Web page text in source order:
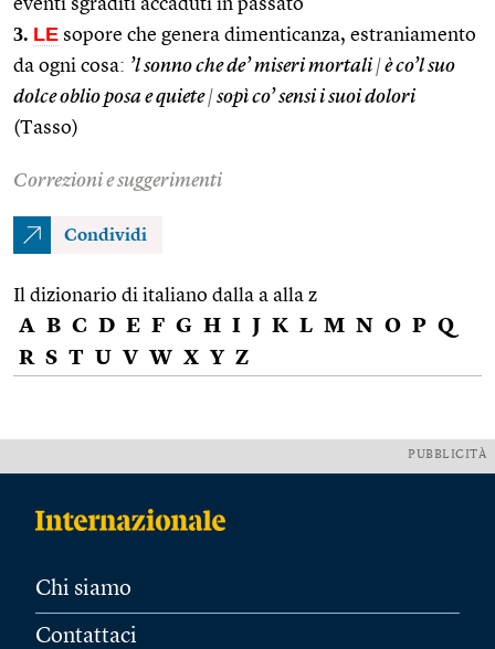
3. LE sopore che genera dimenticanza, estraniamento
da ogni cosa: ’l sonno che de’ miseri mortali |è co’l suo
dolce oblio posa e quiete|sopì co’ sensi i suoi dolori
(Tasso)
Correzioni e suggerimenti
Condividi
Il dizionario di italiano dalla a alla z
A B C D E F G H I J K L M N O P Q
R S T U V W X Y Z
PUBBLICITÀ
Chi siamo
Contattaci